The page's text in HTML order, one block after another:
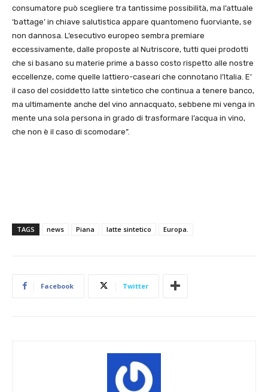
consumatore può scegliere tra tantissime possibilità, ma l’attuale
‘battage’ in chiave salutistica appare quantomeno fuorviante, se
non dannosa. L’esecutivo europeo sembra premiare
eccessivamente, dalle proposte al Nutriscore, tutti quei prodotti
che si basano su materie prime a basso costo rispetto alle nostre
eccellenze, come quelle lattiero-caseari che connotano l’Italia. E’
il caso del cosiddetto latte sintetico che continua a tenere banco,
ma ultimamente anche del vino annacquato, sebbene mi venga in
mente una sola persona in grado di trasformare l’acqua in vino,
che non è il caso di scomodare”.
TAGS news Piana latte sintetico Europa.
Facebook Twitter